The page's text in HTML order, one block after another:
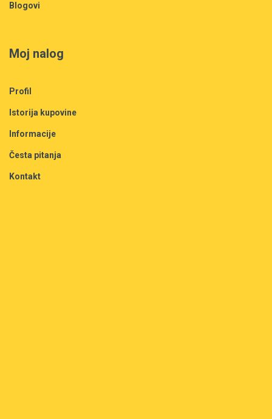
Blogovi
Moj nalog
Profil
Istorija kupovine
Informacije
Česta pitanja
Kontakt